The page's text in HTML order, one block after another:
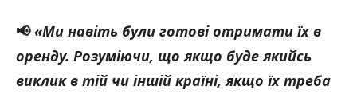
📢«Ми навіть були готові отримати їх в
оренду. Розуміючи, що якщо буде якийсь
виклик в тій чи іншій країні, якщо їх треба